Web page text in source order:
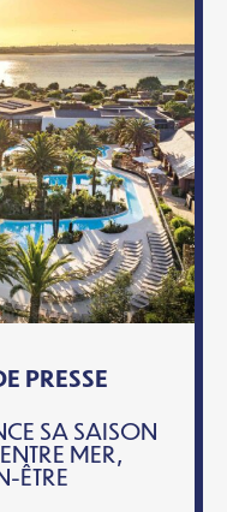
PRESSE
SA SAISON
MER,
ÊTRE